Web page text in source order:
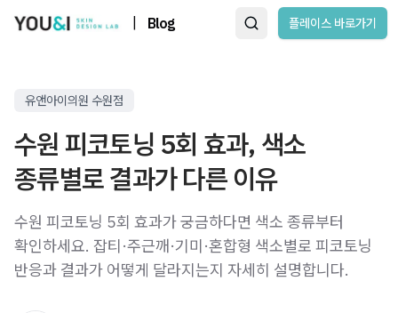
Blog 플레이스 바로가기
유앤아이의원 수원점
수원 피코토닝 5회 효과, 색소
종류별로 결과가 다른 이유
수원 피코토닝 5회 효과가 궁금하다면 색소 종류부터
확인하세요. 잡티·주근깨·기미·혼합형 색소별로 피코토닝
반응과 결과가 어떻게 달라지는지 자세히 설명합니다.